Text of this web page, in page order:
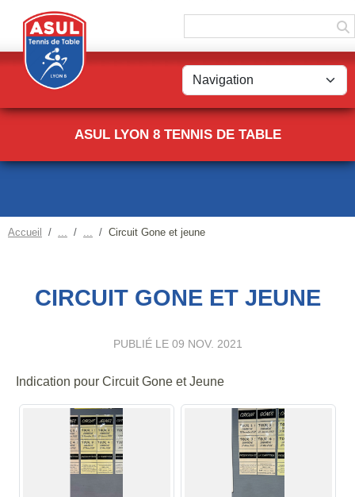
ASUL LYON 8 TENNIS DE TABLE
Accueil Circuit Gone et jeune
CIRCUIT GONE ET JEUNE
PUBLIÉ LE 09 NOV. 2021
Indication pour Circuit Gone et Jeune
Panneau de gestion des cookies